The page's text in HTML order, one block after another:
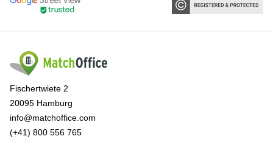
Fischertwiete 2
20095 Hamburg
info@matchoffice.com
(+41) 800 556 765